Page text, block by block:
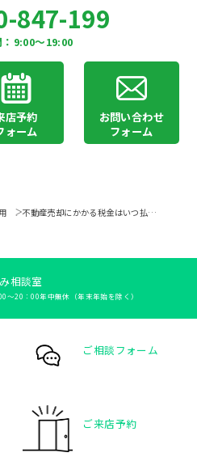
847-199
9:00〜19:00
店予約
ォーム
お問い合わせ
フォーム
不動産売却にかかる税金はいつ払・・・
相談室
〜20：00年中無休（年末年始を除く）
ご相談フォーム
ご来店予約